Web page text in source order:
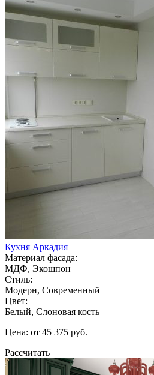
Кухня Аркадия
Материал фасада:
МДФ, Экошпон
Стиль:
Модерн, Современный
Цвет:
Белый, Слоновая кость
Цена: от 45 375 руб.
Рассчитать